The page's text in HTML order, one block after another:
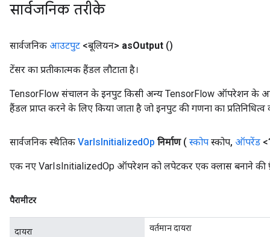
सार्वजनिक तरीके
सार्वजनिक आउटपुट <बूलियन> asOutput ()
टेंसर का प्रतीकात्मक हैंडल लौटाता है।
TensorFlow संचालन के इनपुट किसी अन्य TensorFlow ऑपरेशन के
हैंडल प्राप्त करने के लिए किया जाता है जो इनपुट की गणना का प्रतिनिधित्व
सार्वजनिक स्थैतिक VarIsInitializedOp निर्माण ( स्कोप स्कोप, ऑपरेंड
एक नए VarIsInitializedOp ऑपरेशन को लपेटकर एक क्लास बनाने की
पैरामीटर
दायरा वर्तमान दायरा